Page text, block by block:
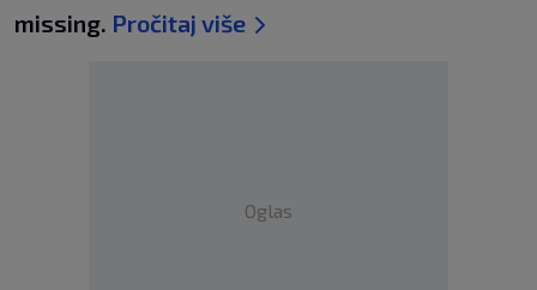
missing. Pročitaj više
Oglas